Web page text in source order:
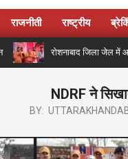
राजनीती राष्ट्रीय
रोशनाबाद जिला जेल में आयोजित
NDRF ने
BY: